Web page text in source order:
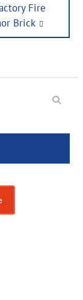
Fire
Brick